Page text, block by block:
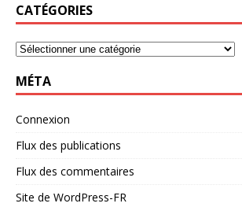
CATÉGORIES
MÉTA
Connexion
Flux des publications
Flux des commentaires
Site de WordPress-FR